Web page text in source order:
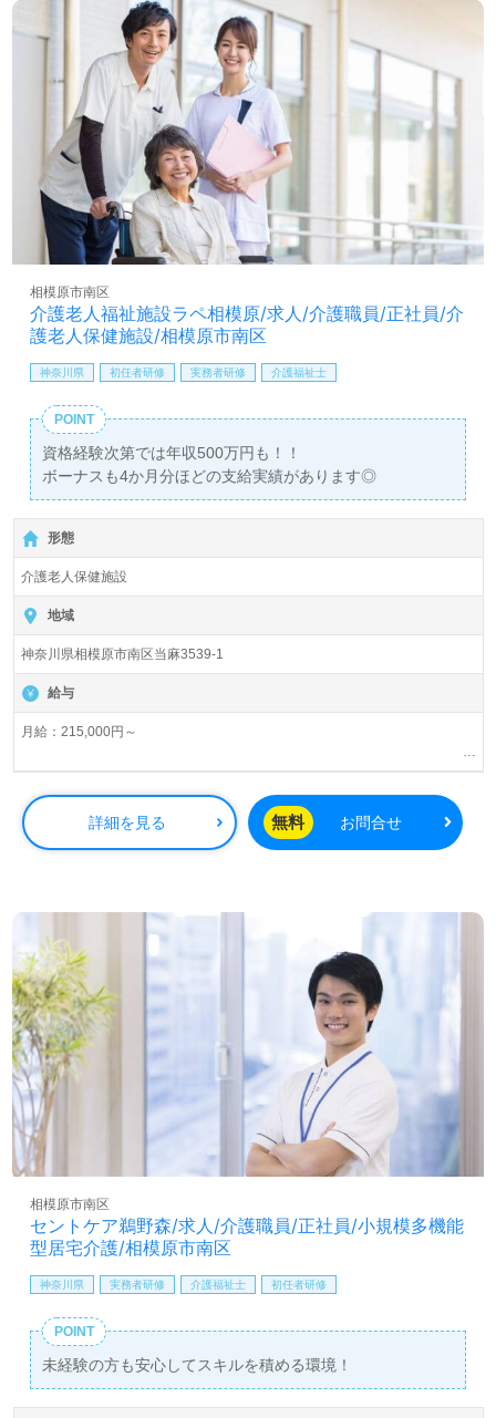
介護老人福祉施設ラペ相模原/求人/介護職員/正社員/介
護老人保健施設/相模原市南区
相模原市南区
神奈川県 初任者研修 実務者研修 介護福祉士
POINT
資格経験次第では年収500万円も！！
ボーナスも4か月分ほどの支給実績があります◎
形態
介護老人保健施設
地域
神奈川県相模原市南区当麻3539‐1
給与
月給：215,000円～
・基本給：172,000円～200,800円
・資格手当：3,000円～10,000円
・処遇改善手当：10,000円～20,000円
・夜勤手当：5,000円/回（月4回にて計上）
詳細を見る 無料 お問合せ
セントケア鵜野森/求人/介護職員/正社員/小規模多機能
型居宅介護/相模原市南区
相模原市南区
神奈川県 実務者研修 介護福祉士 初任者研修
POINT
未経験の方も安心してスキルを積める環境！